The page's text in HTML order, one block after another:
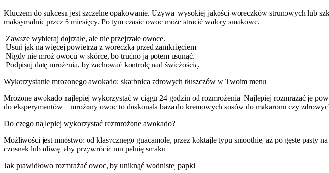
Kluczem do sukcesu jest szczelne opakowanie. Używaj wysokiej jakości woreczków strunowych lub
maksymalnie przez 6 miesięcy. Po tym czasie owoc może stracić walory smakowe.
Zawsze wybieraj dojrzałe, ale nie przejrzałe owoce.
Usuń jak najwięcej powietrza z woreczka przed zamknięciem.
Nigdy nie mroź owocu w skórce, bo trudno ją potem usunąć.
Podpisuj datę mrożenia, by zachować kontrolę nad świeżością.
Wykorzystanie mrożonego awokado: skarbnica zdrowych tłuszczów w Twoim menu
Mrożone awokado najlepiej wykorzystać w ciągu 24 godzin od rozmrożenia. Najlepiej rozmrażać je
do eksperymentów – mrożony owoc to doskonała baza do kremowych sosów do makaronu czy
Do czego najlepiej wykorzystać rozmrożone awokado?
Możliwości jest mnóstwo: od klasycznego guacamole, przez koktajle typu smoothie, aż po gęste pasty
czosnek lub oliwę, aby przywrócić mu pełnię smaku.
Jak prawidłowo rozmrażać owoc, by uniknąć wodnistej papki